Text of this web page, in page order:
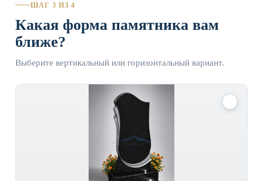
ШАГ 3 ИЗ 4
Какая форма памятника вам
ближе?
Выберите вертикальный или горизонтальный вариант.